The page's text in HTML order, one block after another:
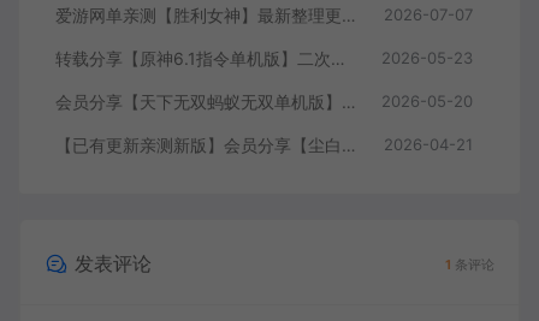
爱游网单亲测【胜利女神】最新整理更新第7版148.10.5NIKKE胜利女神妮姬单机版方舟活动148版本官服GM可无限抽卡全剧情免虚拟机一键端视频安装教学 2026-07-07
转载分享【原神6.1指令单机版】二次元网游单机版 指令模拟端 登录 战斗 地图 魔物 背包 抽卡 商店 MOD 未亲测图文教学 2026-05-23
会员分享【天下无双蚂蚁无双单机版】最新整理单机版本 带GM命令后台 武侠怀旧网游 免虚拟机一键端 配套视频教学 2026-05-20
【已有更新亲测新版】会员分享【尘白单机版】二次元射击类网游单机版一键端 2026-04-21
发表评论 1 条评论